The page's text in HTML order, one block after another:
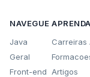
NAVEGUE
Java
Geral
Front-end
APRENDA
Carreiras
Artigos